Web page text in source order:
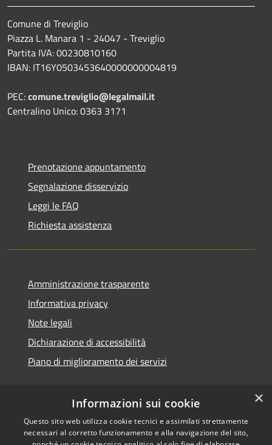
Comune di Treviglio
Piazza L. Manara 1 - 24047 - Treviglio
Partita IVA: 00230810160
IBAN: IT16Y0503453640000000004819
PEC:comune.treviglio@legalmail.it
Centralino Unico: 0363 3171
Prenotazione appuntamento
Segnalazione disservizio
Leggi le FAQ
Richiesta assistenza
Amministrazione trasparente
Informativa privacy
Note legali
Dichiarazione di accessibilità
Piano di miglioramento dei servizi
RSS
Accessibilità
Copyright © 2026 • Comune di
Treviglio • Powered by
×
Informazioni sui cookie
Questo sito web utilizza cookie tecnici e assimilati strettamente
necessari al corretto funzionamento e alla navigazione del sito,